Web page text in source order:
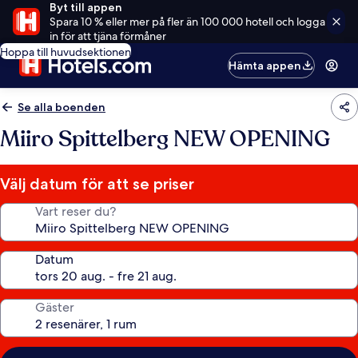
Byt till appen
Spara 10 % eller mer på fler än 100 000 hotell och logga
in för att tjäna förmåner
Hoppa till huvudsektionen
Hämta appen
Se alla boenden
Miiro Spittelberg NEW OPENING
Välj datum för att se priser
Vart reser du?
Datum
Gäster